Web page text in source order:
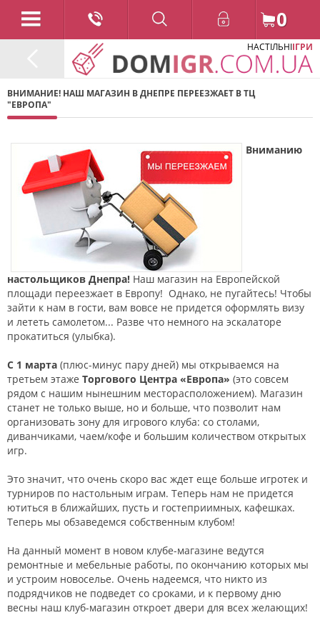
0
НАСТІЛЬНІІГРИ
ВНИМАНИЕ! НАШ МАГАЗИН В ДНЕПРЕ ПЕРЕЕЗЖАЕТ В ТЦ
"ЕВРОПА"
Вниманию
настольщиков Днепра! Наш магазин на Европейской
площади переезжает в Европу! Однако, не пугайтесь! Чтобы
зайти к нам в гости, вам вовсе не придется оформлять визу
и лететь самолетом... Разве что немного на эскалаторе
прокатиться (улыбка).
С 1 марта (плюс-минус пару дней) мы открываемся на
третьем этаже Торгового Центра «Европа» (это совсем
рядом с нашим нынешним месторасположением). Магазин
станет не только выше, но и больше, что позволит нам
организовать зону для игрового клуба: со столами,
диванчиками, чаем/кофе и большим количеством открытых
игр.
Это значит, что очень скоро вас ждет еще больше игротек и
турниров по настольным играм. Теперь нам не придется
ютиться в ближайших, пусть и гостеприимных, кафешках.
Теперь мы обзаведемся собственным клубом!
На данный момент в новом клубе-магазине ведутся
ремонтные и мебельные работы, по окончанию которых мы
и устроим новоселье. Очень надеемся, что никто из
подрядчиков не подведет со сроками, и к первому дню
весны наш клуб-магазин откроет двери для всех желающих!